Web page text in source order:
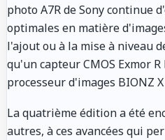
photo A7R de Sony continue
optimales en matière
l'ajout ou à la mise à niveau
qu'un capteur CMOS Exmor
processeur d'images BIONZ
La quatrième édition a été
autres, à ces avancées qui